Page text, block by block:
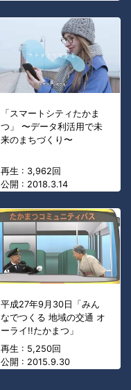
「スマートシティたかま
つ」 〜データ利活用で未
来のまちづくり〜
再生 : 3,962回
公開 : 2018.3.14
平成27年9月30日「みん
なでつくる 地域の交通 オ
ーライ!!たかまつ」
再生 : 5,250回
公開 : 2015.9.30